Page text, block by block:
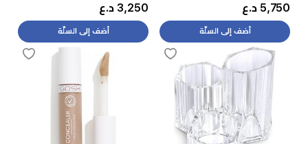
5,750 د.ع
أضف إلى السلّة
3,250 د.ع
أضف إلى السلّة